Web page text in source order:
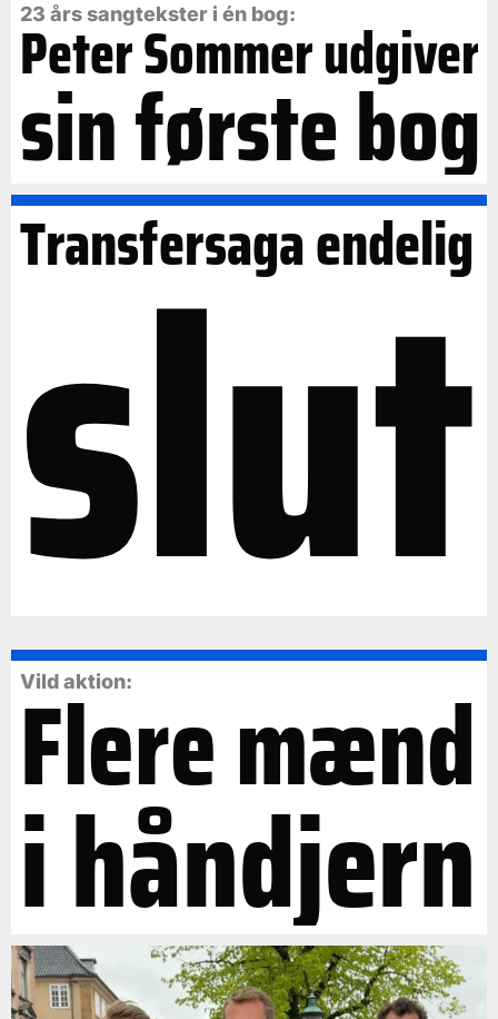
23 års sangtekster i én bog:
Peter Sommer udgiver
sin første bog
Transfersaga endelig
slut
Vild aktion:
Flere mænd
i håndjern